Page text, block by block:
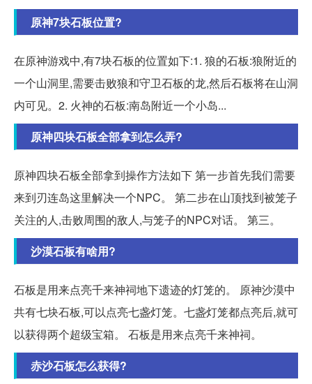
原神7块石板位置?
在原神游戏中,有7块石板的位置如下:1. 狼的石板:狼附近的
一个山洞里,需要击败狼和守卫石板的龙,然后石板将在山洞
内可见。2. 火神的石板:南岛附近一个小岛...
原神四块石板全部拿到怎么弄?
原神四块石板全部拿到操作方法如下 第一步首先我们需要
来到刃连岛这里解决一个NPC。 第二步在山顶找到被笼子
关注的人,击败周围的敌人,与笼子的NPC对话。 第三。
沙漠石板有啥用?
石板是用来点亮千来神祠地下遗迹的灯笼的。 原神沙漠中
共有七块石板,可以点亮七盏灯笼。七盏灯笼都点亮后,就可
以获得两个超级宝箱。 石板是用来点亮千来神祠。
赤沙石板怎么获得?